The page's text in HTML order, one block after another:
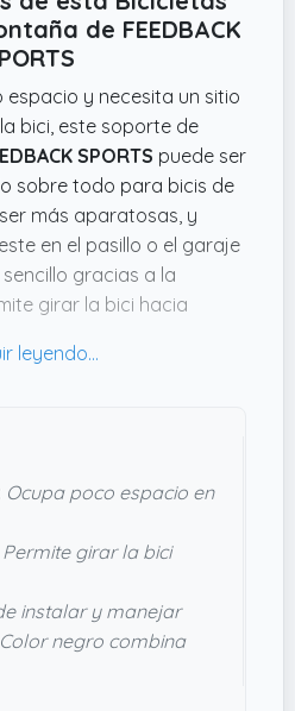
de FEEDBACK
espacio y necesita un sitio
bici, este soporte de
SPORTS puede ser
sobre todo para bicis de
más aparatosas, y
en el pasillo o el garaje
gracias a la
girar la bici hacia
desapercibido y combina
una solución bien
la bici a mano sin
me parece un
si no tienes un
Ocupa poco espacio en
Permite girar la bici
instalar y manejar
Color negro combina